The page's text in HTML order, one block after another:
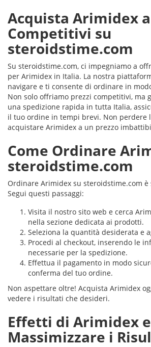
Acquista Arimidex
Competitivi su
steroidstime.com
Su steroidstime.com, ci impegniamo a
per Arimidex in Italia. La nostra
navigare e ti consente di ordinare in
Non solo offriamo prezzi competitivi, ma
una spedizione rapida in tutta Italia,
il tuo ordine in tempi brevi. Non perdere
acquistare Arimidex a un prezzo
Come Ordinare
steroidstime.com
Ordinare Arimidex su steroidstime.com è
Segui questi passaggi:
Visita il nostro sito web e cerca
nella sezione dedicata ai prodotti.
Seleziona la quantità desiderata e
Procedi al checkout, inserendo le
necessarie per la spedizione.
Effettua il pagamento in modo
conferma del tuo ordine.
Non aspettare oltre! Acquista Arimidex
vedere i risultati che desideri.
Effetti di Arimidex
Massimizzare i